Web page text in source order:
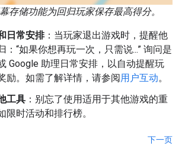
存储功能为回归玩家保存最高得分。
日常安排：当玩家退出游戏时，提醒他
：“如果你想再玩一次，只需说...” 询问是
Google 助理日常安排，以自动提醒玩
励。如需了解详情，请参阅用户互动。
工具 ：别忘了使用适用于其他游戏的重
限时活动和排行榜。
下一页